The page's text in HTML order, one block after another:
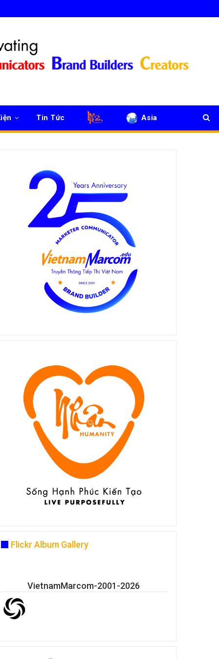
Tin Tức Asia
Flickr Album Gallery
VietnamMarcom-2001-2026